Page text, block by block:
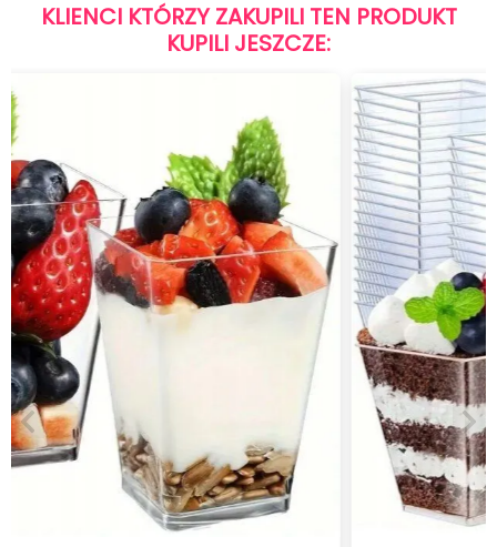
KLIENCI KTÓRZY ZAKUPILI TEN PRODUKT
KUPILI JESZCZE: